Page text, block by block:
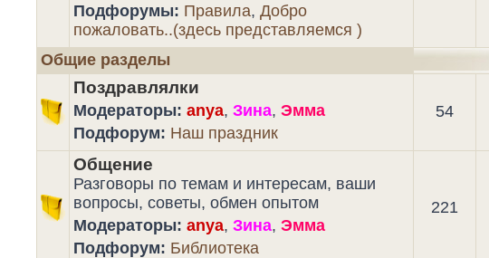
Подфорумы: Правила, Добро
пожаловать..(здесь представляемся )
Общие разделы
Поздравлялки
Модераторы: anya, Зина, Эмма
Подфорум: Наш праздник
54
Общение
Разговоры по темам и интересам, ваши
вопросы, советы, обмен опытом
Модераторы: anya, Зина, Эмма
Подфорум: Библиотека
221